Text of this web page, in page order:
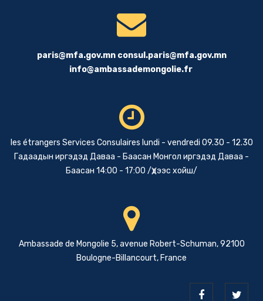
paris@mfa.gov.mn consul.paris@mfa.gov.mn
info@ambassademongolie.fr
les étrangers Services Consulaires lundi - vendredi 09.30 - 12.30
Гадаадын иргэдэд Даваа - Баасан Монгол иргэдэд Даваа -
Баасан 14:00 - 17:00 /Үдээс хойш/
Ambassade de Mongolie 5, avenue Robert-Schuman, 92100
Boulogne-Billancourt, France